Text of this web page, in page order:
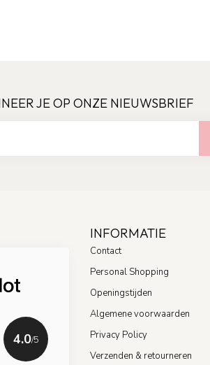
JE OP ONZE NIEUWSBRIEF
4.0/5
INFORMATIE
Contact
Personal Shopping
Openingstijden
Algemene voorwaarden
Privacy Policy
Verzenden & retourneren